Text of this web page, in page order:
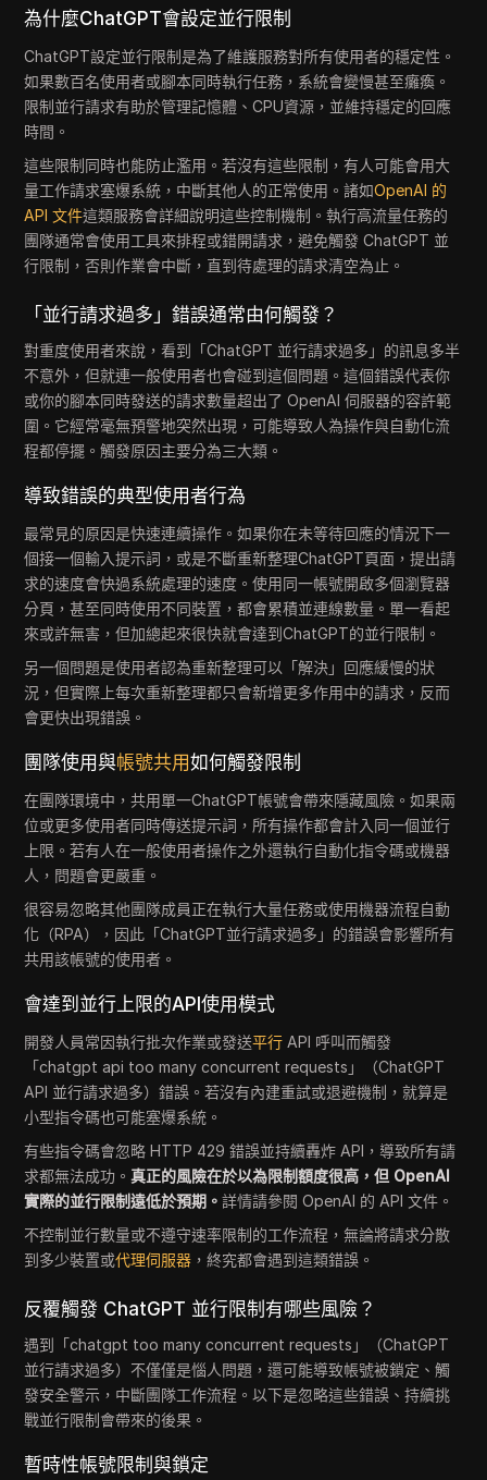
為什麼ChatGPT會設定並行限制
ChatGPT設定並行限制是為了維護服務對所有使用者的穩定性。
如果數百名使用者或腳本同時執行任務，系統會變慢甚至癱瘓。
限制並行請求有助於管理記憶體、CPU資源，並維持穩定的回應
時間。
這些限制同時也能防止濫用。若沒有這些限制，有人可能會用大
量工作請求塞爆系統，中斷其他人的正常使用。諸如OpenAI 的
API 文件這類服務會詳細說明這些控制機制。執行高流量任務的
團隊通常會使用工具來排程或錯開請求，避免觸發 ChatGPT 並
行限制，否則作業會中斷，直到待處理的請求清空為止。
「並行請求過多」錯誤通常由何觸發？
對重度使用者來說，看到「ChatGPT 並行請求過多」的訊息多半
不意外，但就連一般使用者也會碰到這個問題。這個錯誤代表你
或你的腳本同時發送的請求數量超出了 OpenAI 伺服器的容許範
圍。它經常毫無預警地突然出現，可能導致人為操作與自動化流
程都停擺。觸發原因主要分為三大類。
導致錯誤的典型使用者行為
最常見的原因是快速連續操作。如果你在未等待回應的情況下一
個接一個輸入提示詞，或是不斷重新整理ChatGPT頁面，提出請
求的速度會快過系統處理的速度。使用同一帳號開啟多個瀏覽器
分頁，甚至同時使用不同裝置，都會累積並連線數量。單一看起
來或許無害，但加總起來很快就會達到ChatGPT的並行限制。
另一個問題是使用者認為重新整理可以「解決」回應緩慢的狀
況，但實際上每次重新整理都只會新增更多作用中的請求，反而
會更快出現錯誤。
團隊使用與帳號共用如何觸發限制
在團隊環境中，共用單一ChatGPT帳號會帶來隱藏風險。如果兩
位或更多使用者同時傳送提示詞，所有操作都會計入同一個並行
上限。若有人在一般使用者操作之外還執行自動化指令碼或機器
人，問題會更嚴重。
很容易忽略其他團隊成員正在執行大量任務或使用機器流程自動
化（RPA），因此「ChatGPT並行請求過多」的錯誤會影響所有
共用該帳號的使用者。
會達到並行上限的API使用模式
開發人員常因執行批次作業或發送平行 API 呼叫而觸發
「chatgpt api too many concurrent requests」（ChatGPT
API 並行請求過多）錯誤。若沒有內建重試或退避機制，就算是
小型指令碼也可能塞爆系統。
有些指令碼會忽略 HTTP 429 錯誤並持續轟炸 API，導致所有請
求都無法成功。真正的風險在於以為限制額度很高，但 OpenAI
實際的並行限制遠低於預期。詳情請參閱 OpenAI 的 API 文件。
不控制並行數量或不遵守速率限制的工作流程，無論將請求分散
到多少裝置或代理伺服器 ，終究都會遇到這類錯誤。
反覆觸發 ChatGPT 並行限制有哪些風險？
遇到「chatgpt too many concurrent requests」（ChatGPT
並行請求過多）不僅僅是惱人問題，還可能導致帳號被鎖定、觸
發安全警示，中斷團隊工作流程。以下是忽略這些錯誤、持續挑
戰並行限制會帶來的後果。
暫時性帳號限制與鎖定